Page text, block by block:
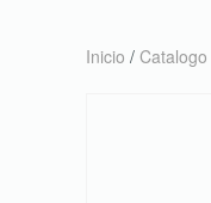
Inicio / Catalogo